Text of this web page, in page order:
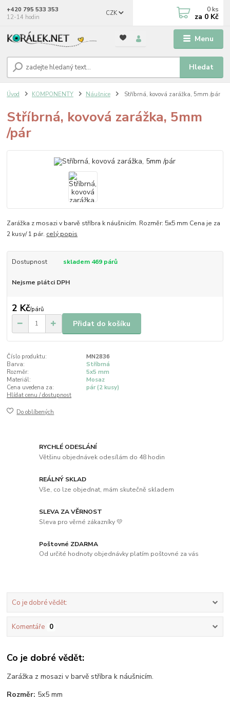
Menu
CZK
Hledat
+420 795 533 353
12-14 hodin
0 ks
za 0 Kč
Úvod KOMPONENTY Náušnice Stříbrná, kovová zarážka, 5mm /pár
Stříbrná, kovová zarážka, 5mm
/pár
Zarážka z mosazi v barvě stříbra k náušnicím. Rozměr: 5x5 mm Cena je za
2 kusy/ 1 pár. celý popis
Dostupnost skladem 469 párů
Nejsme plátci DPH
2 Kč/párů
Přidat do košíku
Číslo produktu:
MN2836
Barva:
Stříbrná
Rozměr:
5x5 mm
Materiál:
Mosaz
Cena uvedena za:
pár (2 kusy)
Hlídat cenu / dostupnost
Do oblíbených
RYCHLÉ ODESLÁNÍ
Většinu objednávek odesílám do 48 hodin
REÁLNÝ SKLAD
Vše, co lze objednat, mám skutečně skladem
SLEVA ZA VĚRNOST
Sleva pro věrné zákazníky 💛
Poštovné ZDARMA
Od určité hodnoty objednávky platím poštovné za vás
Co je dobré vědět:
Komentáře 0
Co je dobré vědět:
Zarážka z mosazi v barvě stříbra k náušnicím.
Rozměr: 5x5 mm